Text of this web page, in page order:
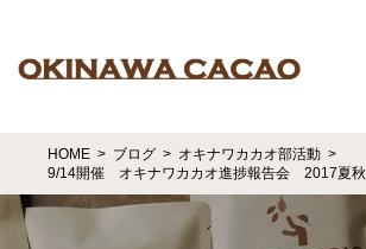
HOME ブログ
オキナワカカオ部活動
9/14開催 オキナワカカオ進捗報告会 2017夏秋